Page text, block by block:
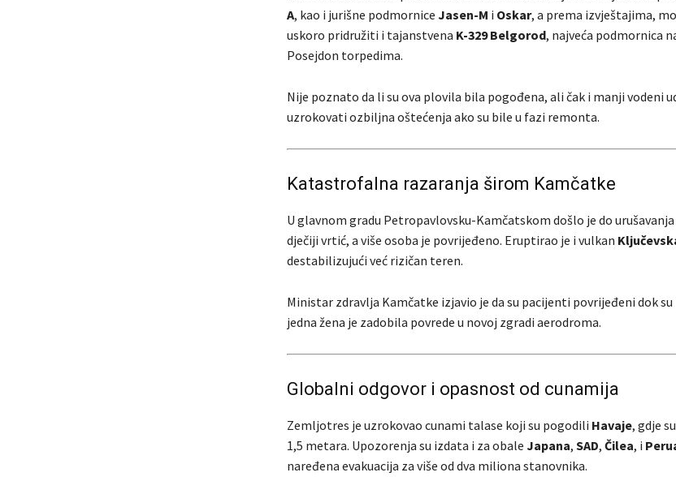
A, kao i jurišne podmornice Jasen-M i Oskar, a prema izvještajima,
uskoro pridružiti i tajanstvena K-329 Belgorod, najveća podmornica
Posejdon torpedima.
Nije poznato da li su ova plovila bila pogođena, ali čak i manji vodeni
uzrokovati ozbiljna oštećenja ako su bile u fazi remonta.
Katastrofalna razaranja širom Kamčatke
U glavnom gradu Petropavlovsku-Kamčatskom došlo je do
dječiji vrtić, a više osoba je povrijeđeno. Eruptirao je i vulkan
destabilizujući već rizičan teren.
Ministar zdravlja Kamčatke izjavio je da su pacijenti povrijeđeni dok
jedna žena je zadobila povrede u novoj zgradi aerodroma.
Globalni odgovor i opasnost od cunamija
Zemljotres je uzrokovao cunami talase koji su pogodili Havaje, gdje
1,5 metara. Upozorenja su izdata i za obale Japana, SAD, Čilea, i
naređena evakuacija za više od dva miliona stanovnika.